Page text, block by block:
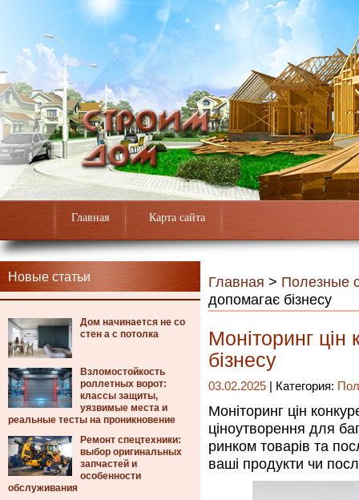
Главная Карта сайта
Новые статьи
Дом начинается не со
стен а с потолка
Взломостойкость
роллетных ворот:
классы защиты,
уязвимые места и
реальные тесты на проникновение
Ремонт спецтехники:
выбор оригинальных
запчастей и
особенности
обслуживания
Главная > Полезные
допомагає бізнесу
Моніторинг цін
бізнесу
03.02.2025 | Категория:
Моніторинг цін
ціноутворення для
ринком товарів та
ваші продукти чи